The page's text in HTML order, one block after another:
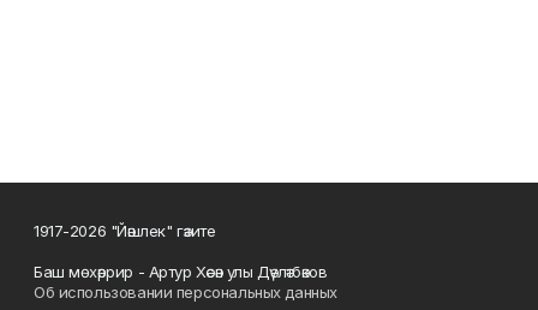
1917-2026 "Йәшлек" гәзите
Баш мөхәррир - Артур Хәсән улы Дәүләтбәков
Об использовании персональных данных